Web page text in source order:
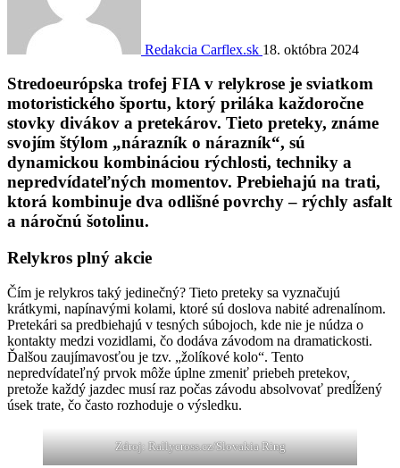
Redakcia Carflex.sk 18. októbra 2024
Stredoeurópska trofej FIA v relykrose je sviatkom
motoristického športu, ktorý priláka každoročne
stovky divákov a pretekárov. Tieto preteky, známe
svojím štýlom „nárazník o nárazník“, sú
dynamickou kombináciou rýchlosti, techniky a
nepredvídateľných momentov. Prebiehajú na trati,
ktorá kombinuje dva odlišné povrchy – rýchly asfalt
a náročnú šotolinu.
Relykros plný akcie
Čím je relykros taký jedinečný? Tieto preteky sa vyznačujú
krátkymi, napínavými kolami, ktoré sú doslova nabité adrenalínom.
Pretekári sa predbiehajú v tesných súbojoch, kde nie je núdza o
kontakty medzi vozidlami, čo dodáva závodom na dramatickosti.
Ďalšou zaujímavosťou je tzv. „žolíkové kolo“. Tento
nepredvídateľný prvok môže úplne zmeniť priebeh pretekov,
pretože každý jazdec musí raz počas závodu absolvovať predĺžený
úsek trate, čo často rozhoduje o výsledku.
Zdroj: Rallycross.cz/Slovakia Ring